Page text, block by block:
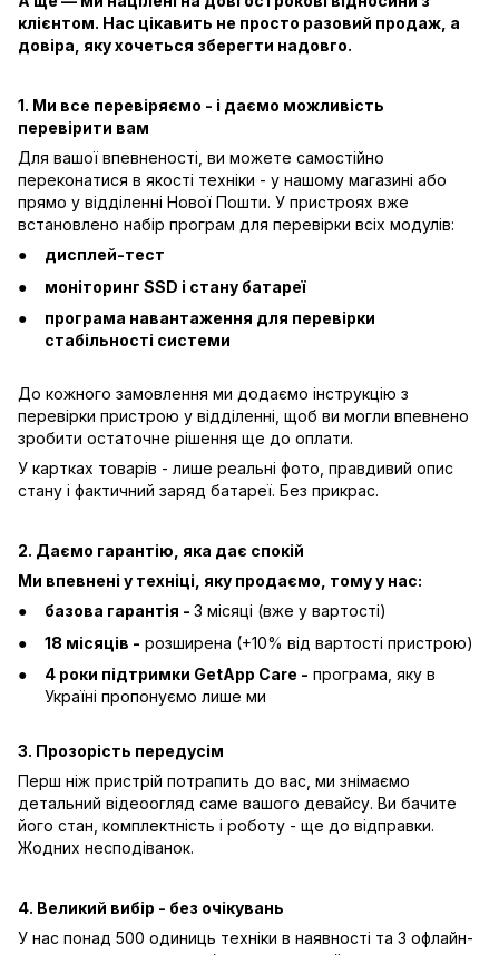
клієнтом. Нас цікавить не просто разовий продаж, а
довіра, яку хочеться зберегти надовго.
1. Ми все перевіряємо - і даємо можливість
перевірити вам
Для вашої впевненості, ви можете самостійно
переконатися в якості техніки - у нашому магазині або
прямо у відділенні Нової Пошти. У пристроях вже
встановлено набір програм для перевірки всіх модулів:
дисплей-тест
моніторинг SSD і стану батареї
програма навантаження для перевірки
стабільності системи
До кожного замовлення ми додаємо інструкцію з
перевірки пристрою у відділенні, щоб ви могли впевнено
зробити остаточне рішення ще до оплати.
У картках товарів - лише реальні фото, правдивий опис
стану і фактичний заряд батареї. Без прикрас.
2. Даємо гарантію, яка дає спокій
Ми впевнені у техніці, яку продаємо, тому у нас:
базова гарантія - 3 місяці (вже у вартості)
18 місяців - розширена (+10% від вартості пристрою)
4 роки підтримки GetApp Care - програма, яку в
Україні пропонуємо лише ми
3. Прозорість передусім
Перш ніж пристрій потрапить до вас, ми знімаємо
детальний відеоогляд саме вашого девайсу. Ви бачите
його стан, комплектність і роботу - ще до відправки.
Жодних несподіванок.
4. Великий вибір - без очікувань
У нас понад 500 одиниць техніки в наявності та 3 офлайн-